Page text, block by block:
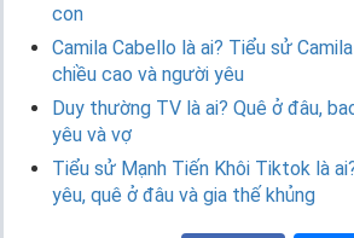
con
Camila Cabello là ai? Tiểu sử
chiều cao và người yêu
Duy thường TV là ai? Quê ở đâu,
yêu và vợ
Tiểu sử Mạnh Tiến Khôi Tiktok là
yêu, quê ở đâu và gia thế khủng